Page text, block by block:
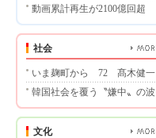
動画累計再生が2100億回超
社会
いま麹町から 72 髙木健一
韓国社会を覆う〝嫌中〟の波
文化